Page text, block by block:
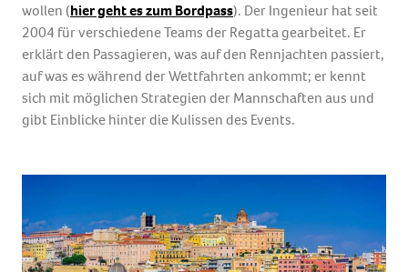
wollen (hier geht es zum Bordpass). Der Ingenieur hat seit
2004 für verschiedene Teams der Regatta gearbeitet. Er
erklärt den Passagieren, was auf den Rennjachten passiert,
auf was es während der Wettfahrten ankommt; er kennt
sich mit möglichen Strategien der Mannschaften aus und
gibt Einblicke hinter die Kulissen des Events.